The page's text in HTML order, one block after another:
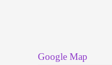
Google Map